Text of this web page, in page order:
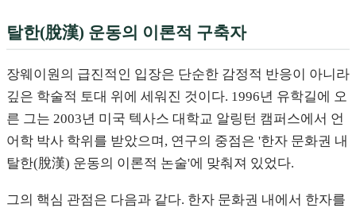
탈한(脫漢) 운동의 이론적 구축자
장웨이원의 급진적인 입장은 단순한 감정적 반응이 아니라
깊은 학술적 토대 위에 세워진 것이다. 1996년 유학길에 오
른 그는 2003년 미국 텍사스 대학교 알링턴 캠퍼스에서 언
어학 박사 학위를 받았으며, 연구의 중점은 '한자 문화권 내
탈한(脫漢) 운동의 이론적 논술'에 맞춰져 있었다.
그의 핵심 관점은 다음과 같다. 한자 문화권 내에서 한자를